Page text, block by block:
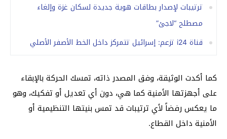
ترتيبات لإصدار بطاقات هوية جديدة لسكان غزة وإلغاء
مصطلح “لاجئ”
قناة i24 تزعم: إسرائيل تتمركز داخل الخط الأصفر الأصلي
كما أكدت الوثيقة، وفق المصدر ذاته، تمسك الحركة بالإبقاء
على أجهزتها الأمنية كما هي، دون أي تعديل أو تفكيك، وهو
ما يعكس رفضاً لأي ترتيبات قد تمس بنيتها التنظيمية أو
الأمنية داخل القطاع.